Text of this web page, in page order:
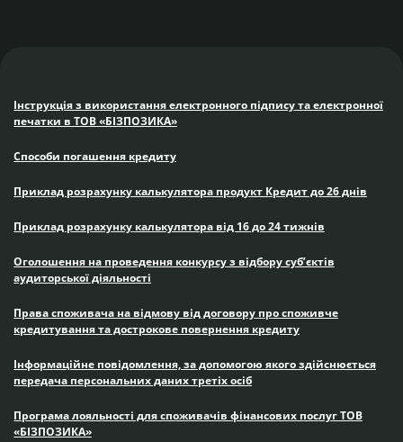
Інструкція з використання електронного підпису та електронної
печатки в ТОВ «БІЗПОЗИКА»
Способи погашення кредиту
Приклад розрахунку калькулятора продукт Кредит до 26 днів
Приклад розрахунку калькулятора від 16 до 24 тижнів
Оголошення на проведення конкурсу з відбору суб’єктів
аудиторської діяльності
Права споживача на відмову від договору про споживче
кредитування та дострокове повернення кредиту
Інформаційне повідомлення, за допомогою якого здійснюється
передача персональних даних третіх осіб
Програма лояльності для споживачів фінансових послуг ТОВ
«БІЗПОЗИКА»